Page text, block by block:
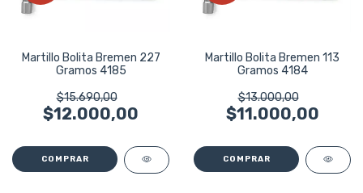
Martillo Bolita Bremen 227
Gramos 4185
$15.690,00
$12.000,00
Martillo Bolita Bremen 113
Gramos 4184
$13.000,00
$11.000,00